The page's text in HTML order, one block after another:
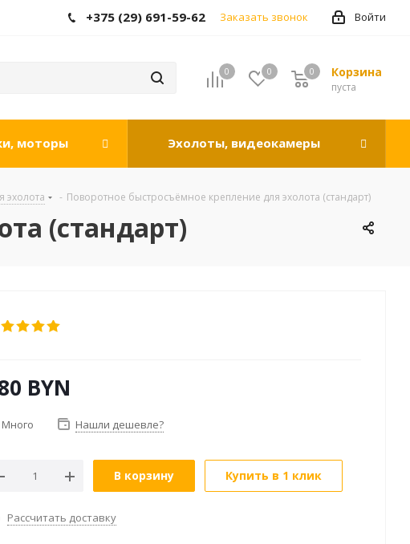
Войти
+375 (29) 691-59-62 Заказать звонок
0 0 Корзина
0
пуста
0
моторы Эхолоты, видеокамеры
эхолота - Поворотное быстросъёмное крепление для эхолота (стандарт)
(стандарт)
BYN
Много Нашли дешевле?
В корзину Купить в 1 клик
Рассчитать доставку